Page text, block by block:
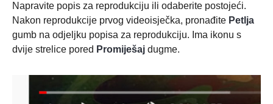
Napravite popis za reprodukciju ili odaberite postojeći.
Nakon reprodukcije prvog videoisječka, pronađite Petlja
gumb na odjeljku popisa za reprodukciju. Ima ikonu s
dvije strelice pored Promiješaj dugme.